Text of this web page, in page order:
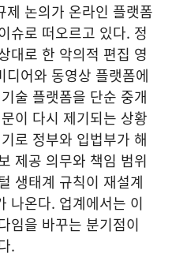
논의가 온라인 플랫폼
슈로 떠오르고 있다. 정
대로 한 악의적 편집 영
어와 동영상 플랫폼에
술 플랫폼을 단순 중개
이 다시 제기되는 상황
로 정부와 입법부가 해
제공 의무와 책임 범위
생태계 규칙이 재설계
나온다. 업계에서는 이
임을 바꾸는 분기점이
.